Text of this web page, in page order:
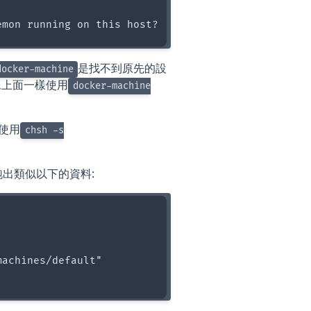
machine 是找不到原先的設
面一樣使用 docker-machine
用 chsh -s
類似以下的資料:
machines/default"